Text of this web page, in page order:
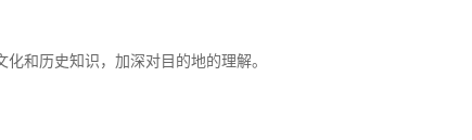
和历史知识，加深对目的地的理解。